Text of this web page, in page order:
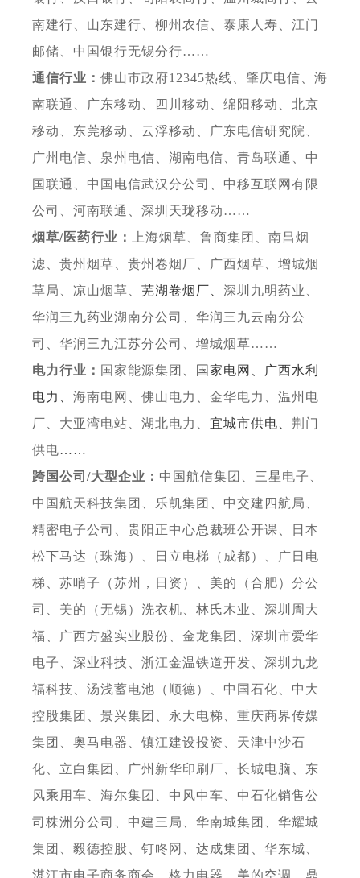
南建行、山东建行、柳州农信、 泰康人寿、 江门
邮储、中国银行无锡分行……
通信行业： 佛山市政府12345热线、 肇庆电信 、海
南联通、广东移动、
四川移动、绵阳移动、北京
移动、东莞移动、云浮移动、广东电信研究院、
广州电信、泉州电信、湖南电信、 青岛联通、 中
国联通、 中国电信武汉分公司、 中移互联网有限
公司、 河南联通、深圳天珑移动 ……
烟草/医药行业： 上海烟草、 鲁商集团、南昌烟
滤、贵州烟草、贵州卷烟厂、
广西烟草、增城烟
草局、凉山烟草、 芜湖卷烟厂、 深圳九明药业、
华润三九药业湖南分公司、华润三九云南分公
司、 华润三九江苏分公司、增城烟草……
电力行业： 国家能源集团
、国家电网、广西水利
电力、 海南电网、佛山电力、金华电力、温州电
厂、大亚湾电站、 湖北电力、 宜城市供电、 荆门
供电……
跨国公司 /大型企业： 中国航信集团、三星电子、
中国航天科技集团、乐凯集团、中交建四航局、
精密电子公司、 贵阳正中心总裁班公开课、日本
松下马达（珠海）、日立电梯（成都）、
广日电
梯、苏哨子（苏州，日资）、美的（合肥）分公
司、美的（无锡）洗衣机、林氏木业、深圳周大
福、广西方盛实业股份、金龙集团、 深圳市爱华
电子、深业科技、 浙江金温铁道开发、 深圳九龙
福科技、 汤浅蓄电池（顺德）、 中国石化、中大
控股集团、景兴集团、 永大电梯、 重庆商界传媒
集团、 奥马电器、 镇江建设投资、 天津中沙石
化、 立白集团、 广州新华印刷厂、 长城电脑、东
风乘用车、海尔集团、 中风中车、 中石化销售公
司株洲分公司、中建三局、 华南城集团、华耀城
集团、毅德控股、钉咚网、达成集团、华东城、
湛江市电子商务商会、格力电器、美的空调、鼎